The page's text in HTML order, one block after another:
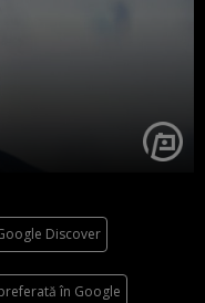
Discover
în Google